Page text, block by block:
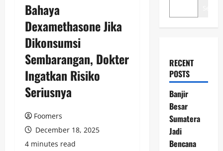
Bahaya
Dexamethasone Jika
Dikonsumsi
Sembarangan, Dokter
Ingatkan Risiko
Seriusnya
Foomers
December 18, 2025
4 minutes read
RECENT
POSTS
Banjir
Besar
Sumatera
Jadi
Bencana